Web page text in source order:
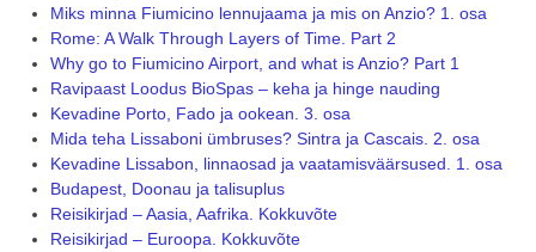
Miks minna Fiumicino lennujaama ja mis on Anzio? 1. osa
Rome: A Walk Through Layers of Time. Part 2
Why go to Fiumicino Airport, and what is Anzio? Part 1
Ravipaast Loodus BioSpas – keha ja hinge nauding
Kevadine Porto, Fado ja ookean. 3. osa
Mida teha Lissaboni ümbruses? Sintra ja Cascais. 2. osa
Kevadine Lissabon, linnaosad ja vaatamisväärsused. 1. osa
Budapest, Doonau ja talisuplus
Reisikirjad – Aasia, Aafrika. Kokkuvõte
Reisikirjad – Euroopa. Kokkuvõte